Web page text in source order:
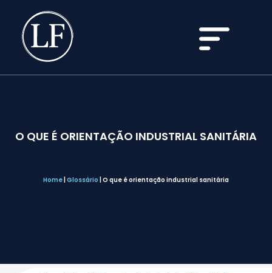
O QUE É ORIENTAÇÃO INDUSTRIAL SANITÁRIA
Home Glossário O que é orientação industrial sanitária